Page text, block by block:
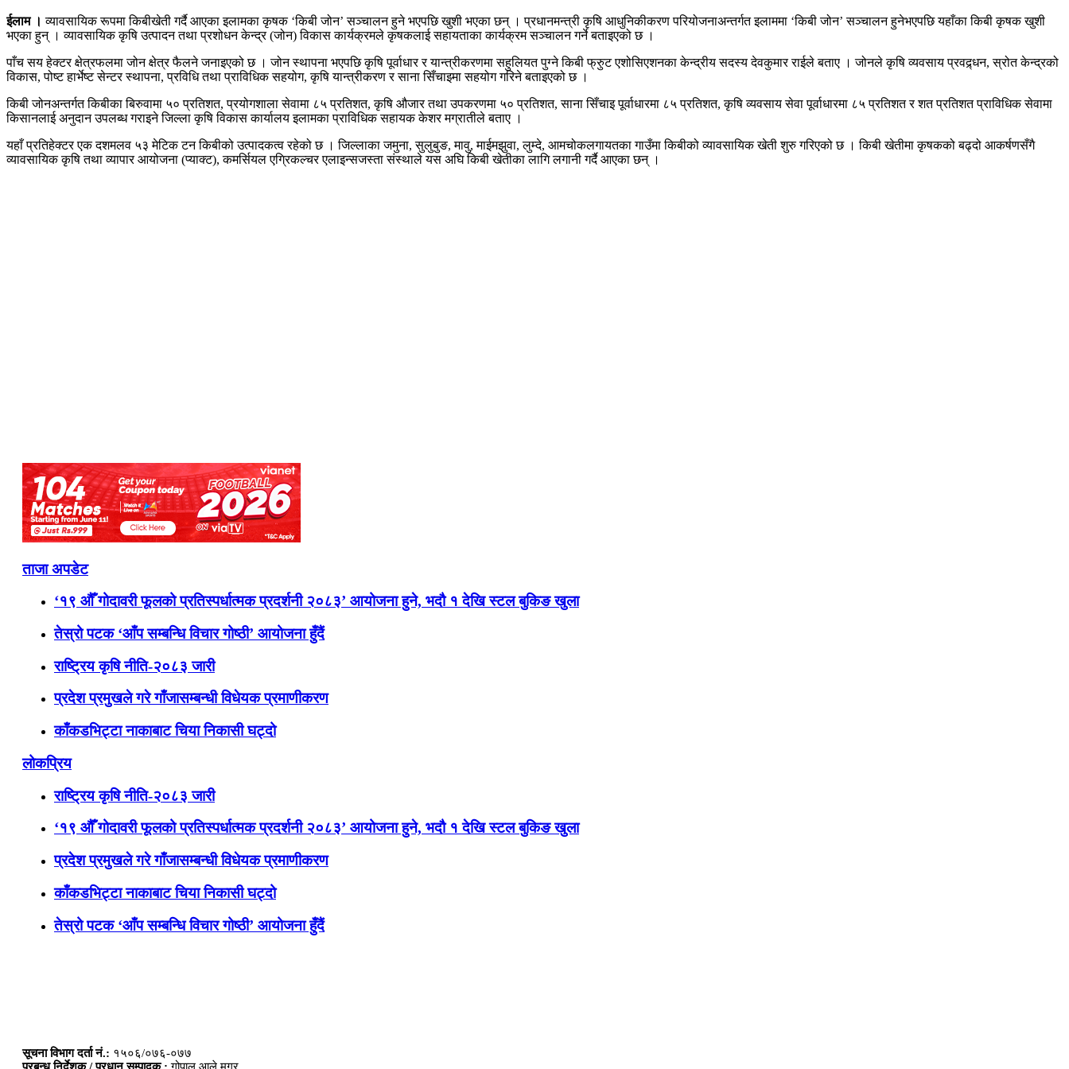
ईलाम । व्यावसायिक रूपमा किबीखेती गर्दै आएका इलामका कृषक ‘किबी जोन’ सञ्चालन हुने भएपछि खुशी भएका छन् । प्रधानमन्त्री कृषि आधुनिकीकरण परियोजनाअन्तर्गत इलाममा ‘किबी जोन’ सञ्चालन हुनेभएपछि यहाँका किबी कृषक खुशी
भएका हुन् । व्यावसायिक कृषि उत्पादन तथा प्रशोधन केन्द्र (जोन) विकास कार्यक्रमले कृषकलाई सहायताका कार्यक्रम सञ्चालन गर्ने बताइएको छ ।
पाँच सय हेक्टर क्षेत्रफलमा जोन क्षेत्र फैलने जनाइएको छ । जोन स्थापना भएपछि कृषि पूर्वाधार र यान्त्रीकरणमा सहुलियत पुग्ने किबी फ्रुुट एशोसिएशनका केन्द्रीय सदस्य देवकुमार राईले बताए । जोनले कृषि व्यवसाय प्रवद्र्धन, स्रोत केन्द्रको
विकास, पोष्ट हार्भेष्ट सेन्टर स्थापना, प्रविधि तथा प्राविधिक सहयोग, कृषि यान्त्रीकरण र साना सिँचाइमा सहयोग गरिने बताइएको छ ।
किबी जोनअन्तर्गत किबीका बिरुवामा ५० प्रतिशत, प्रयोगशाला सेवामा ८५ प्रतिशत, कृषि औजार तथा उपकरणमा ५० प्रतिशत, साना सिँचाइ पूर्वाधारमा ८५ प्रतिशत, कृषि व्यवसाय सेवा पूर्वाधारमा ८५ प्रतिशत र शत प्रतिशत प्राविधिक सेवामा
किसानलाई अनुदान उपलब्ध गराइने जिल्ला कृषि विकास कार्यालय इलामका प्राविधिक सहायक केशर मग्रातीले बताए ।
यहाँ प्रतिहेक्टर एक दशमलव ५३ मेटिक टन किबीको उत्पादकत्व रहेको छ । जिल्लाका जमुना, सुलुबुङ, मावु, माईमझुवा, लुम्दे, आमचोकलगायतका गाउँमा किबीको व्यावसायिक खेती शुरु गरिएको छ । किबी खेतीमा कृषकको बढ्दो आकर्षणसँगै
व्यावसायिक कृषि तथा व्यापार आयोजना (प्याक्ट), कमर्सियल एग्रिकल्चर एलाइन्सजस्ता संस्थाले यस अघि किबी खेतीका लागि लगानी गर्दै आएका छन् ।
ताजा अपडेट
‘१९ औँ गोदावरी फूलको प्रतिस्पर्धात्मक प्रदर्शनी २०८३’ आयोजना हुने, भदौ १ देखि स्टल बुकिङ खुला
तेस्रो पटक ‘आँप सम्बन्धि विचार गोष्ठी’ आयोजना हुँदैं
राष्ट्रिय कृषि नीति-२०८३ जारी
प्रदेश प्रमुखले गरे गाँजासम्बन्धी विधेयक प्रमाणीकरण
काँकडभिट्टा नाकाबाट चिया निकासी घट्दो
लोकप्रिय
राष्ट्रिय कृषि नीति-२०८३ जारी
‘१९ औँ गोदावरी फूलको प्रतिस्पर्धात्मक प्रदर्शनी २०८३’ आयोजना हुने, भदौ १ देखि स्टल बुकिङ खुला
प्रदेश प्रमुखले गरे गाँजासम्बन्धी विधेयक प्रमाणीकरण
काँकडभिट्टा नाकाबाट चिया निकासी घट्दो
तेस्रो पटक ‘आँप सम्बन्धि विचार गोष्ठी’ आयोजना हुँदैं
सूचना विभाग दर्ता नं.: १५०६/०७६-०७७